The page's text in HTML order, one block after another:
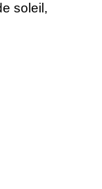
soleil,